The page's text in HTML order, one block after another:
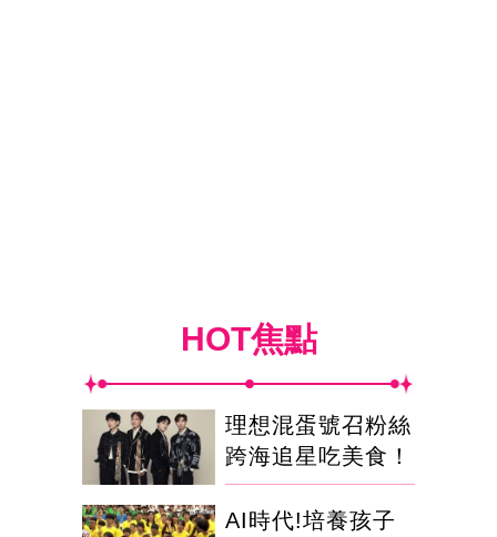
HOT焦點
理想混蛋號召粉絲
跨海追星吃美食！
AI時代!培養孩子